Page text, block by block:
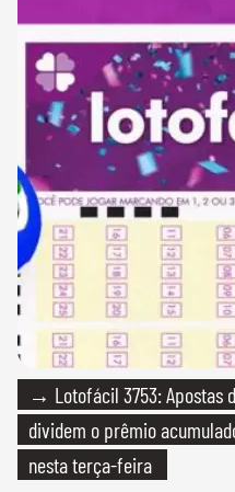
→ Lotofácil 3753: Apostas
dividem o prêmio
nesta terça-feira